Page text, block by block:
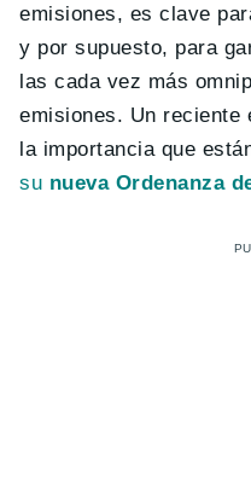
emisiones, es clave
y por supuesto, para
las cada vez más
emisiones. Un reciente
la importancia que
su nueva Ordenanza